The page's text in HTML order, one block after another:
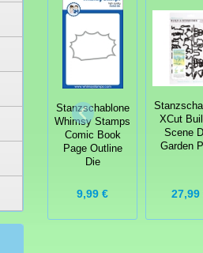
Stanzschablone
Whimsy Stamps
Comic Book
Page Outline
Die
9,99 €
XCut
Scene
Garden
27,99